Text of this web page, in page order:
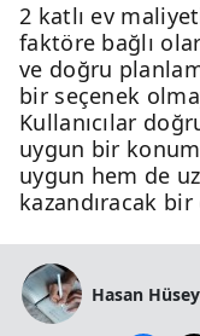
2 katlı ev
faktöre bağlı
ve doğru
bir seçenek
Kullanıcılar
uygun bir
uygun hem de
kazandıracak
Hasan